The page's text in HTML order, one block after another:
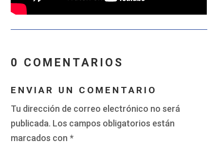
0 COMENTARIOS
ENVIAR UN COMENTARIO
Tu dirección de correo electrónico no será
publicada. Los campos obligatorios están
marcados con *